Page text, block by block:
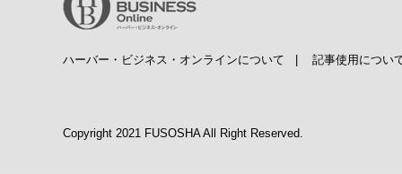
ハーバー・ビジネス・オンラインについて 記事使用につい
Copyright 2021 FUSOSHA All Right Reserved.